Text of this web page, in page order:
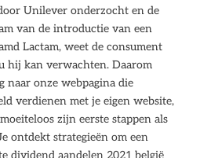
Unilever onderzocht en de
van de introductie van een
Lactam, weet de consument
hij kan verwachten. Daarom
naar onze webpagina die
verdienen met je eigen website,
zijn eerste stappen als
ontdekt strategieën om een
dividend aandelen 2021 belgië